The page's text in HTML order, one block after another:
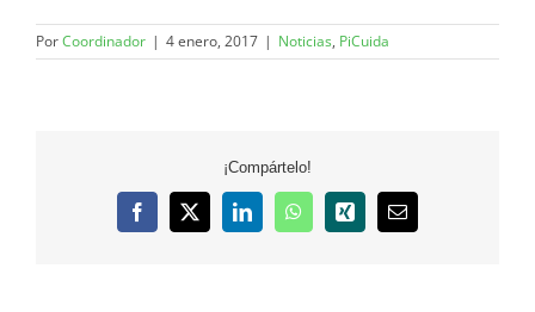
PorCoordinador | 4 enero, 2017 | Noticias, PiCuida
¡Compártelo!
Facebook
X LinkedInWhatsApp
Xing
Correo